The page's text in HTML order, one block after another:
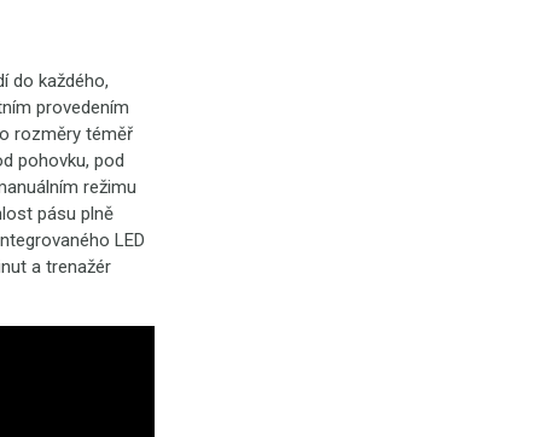
do každého,
provedením
rozměry téměř
pohovku, pod
režimu
pásu plně
LED
a trenažér